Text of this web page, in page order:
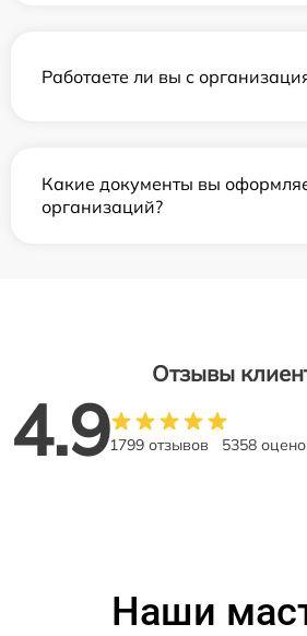
Работаете ли вы с
Какие документы вы
организаций?
Отзывы
4.91799 отзывов 5358
Наши